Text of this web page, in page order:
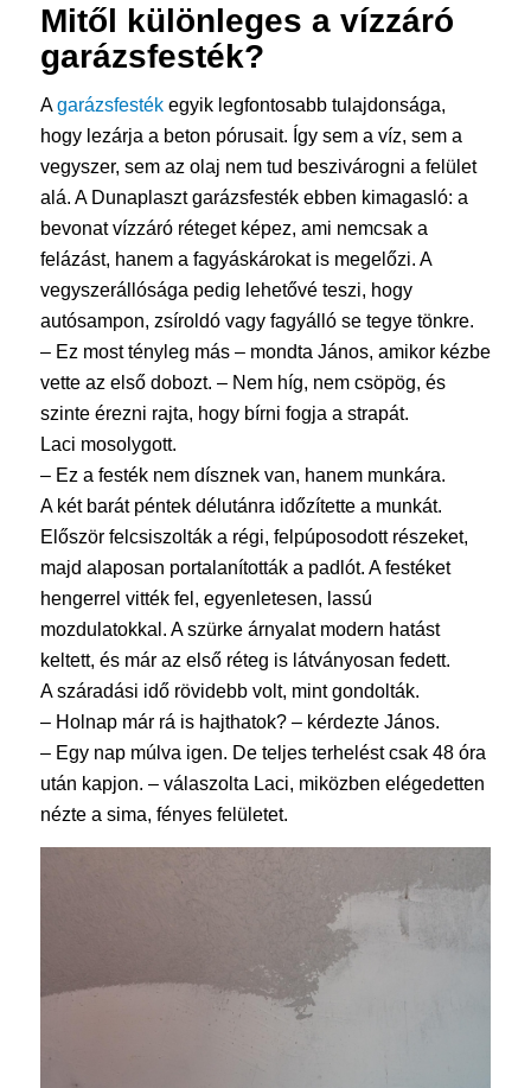
Mitől különleges a vízzáró
garázsfesték?
Agarázsfestékegyik legfontosabb tulajdonsága,
hogy lezárja a beton pórusait. Így sem a víz, sem a
vegyszer, sem az olaj nem tud beszivárogni a felület
alá. A Dunaplaszt garázsfesték ebben kimagasló: a
bevonat vízzáró réteget képez, ami nemcsak a
felázást, hanem a fagyáskárokat is megelőzi. A
vegyszerállósága pedig lehetővé teszi, hogy
autósampon, zsíroldó vagy fagyálló se tegye tönkre.
– Ez most tényleg más – mondta János, amikor kézbe
vette az első dobozt. – Nem híg, nem csöpög, és
szinte érezni rajta, hogy bírni fogja a strapát.
Laci mosolygott.
– Ez a festék nem dísznek van, hanem munkára.
A két barát péntek délutánra időzítette a munkát.
Először felcsiszolták a régi, felpúposodott részeket,
majd alaposan portalanították a padlót. A festéket
hengerrel vitték fel, egyenletesen, lassú
mozdulatokkal. A szürke árnyalat modern hatást
keltett, és már az első réteg is látványosan fedett.
A száradási idő rövidebb volt, mint gondolták.
– Holnap már rá is hajthatok? – kérdezte János.
– Egy nap múlva igen. De teljes terhelést csak 48 óra
után kapjon. – válaszolta Laci, miközben elégedetten
nézte a sima, fényes felületet.